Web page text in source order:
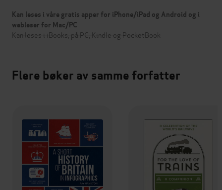
Kan leses i våre gratis apper for iPhone/iPad og Android og i
webleser for Mac/PC
Kan leses i iBooks, på PC, Kindle og PocketBook
Flere bøker av samme forfatter